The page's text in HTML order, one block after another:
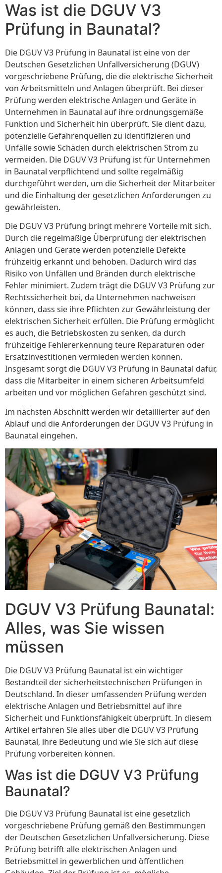
Was ist die DGUV V3
Prüfung in Baunatal?
Die DGUV V3 Prüfung in Baunatal ist eine von der
Deutschen Gesetzlichen Unfallversicherung (DGUV)
vorgeschriebene Prüfung, die die elektrische Sicherheit
von Arbeitsmitteln und Anlagen überprüft. Bei dieser
Prüfung werden elektrische Anlagen und Geräte in
Unternehmen in Baunatal auf ihre ordnungsgemäße
Funktion und Sicherheit hin überprüft. Sie dient dazu,
potenzielle Gefahrenquellen zu identifizieren und
Unfälle sowie Schäden durch elektrischen Strom zu
vermeiden. Die DGUV V3 Prüfung ist für Unternehmen
in Baunatal verpflichtend und sollte regelmäßig
durchgeführt werden, um die Sicherheit der Mitarbeiter
und die Einhaltung der gesetzlichen Anforderungen zu
gewährleisten.
Die DGUV V3 Prüfung bringt mehrere Vorteile mit sich.
Durch die regelmäßige Überprüfung der elektrischen
Anlagen und Geräte werden potenzielle Defekte
frühzeitig erkannt und behoben. Dadurch wird das
Risiko von Unfällen und Bränden durch elektrische
Fehler minimiert. Zudem trägt die DGUV V3 Prüfung zur
Rechtssicherheit bei, da Unternehmen nachweisen
können, dass sie ihre Pflichten zur Gewährleistung der
elektrischen Sicherheit erfüllen. Die Prüfung ermöglicht
es auch, die Betriebskosten zu senken, da durch
frühzeitige Fehlererkennung teure Reparaturen oder
Ersatzinvestitionen vermieden werden können.
Insgesamt sorgt die DGUV V3 Prüfung in Baunatal dafür,
dass die Mitarbeiter in einem sicheren Arbeitsumfeld
arbeiten und vor möglichen Gefahren geschützt sind.
Im nächsten Abschnitt werden wir detaillierter auf den
Ablauf und die Anforderungen der DGUV V3 Prüfung in
Baunatal eingehen.
DGUV V3 Prüfung Baunatal:
Alles, was Sie wissen
müssen
Die DGUV V3 Prüfung Baunatal ist ein wichtiger
Bestandteil der sicherheitstechnischen Prüfungen in
Deutschland. In dieser umfassenden Prüfung werden
elektrische Anlagen und Betriebsmittel auf ihre
Sicherheit und Funktionsfähigkeit überprüft. In diesem
Artikel erfahren Sie alles über die DGUV V3 Prüfung
Baunatal, ihre Bedeutung und wie Sie sich auf diese
Prüfung vorbereiten können.
Was ist die DGUV V3 Prüfung
Baunatal?
Die DGUV V3 Prüfung Baunatal ist eine gesetzlich
vorgeschriebene Prüfung gemäß den Bestimmungen
der Deutschen Gesetzlichen Unfallversicherung. Diese
Prüfung betrifft alle elektrischen Anlagen und
Betriebsmittel in gewerblichen und öffentlichen